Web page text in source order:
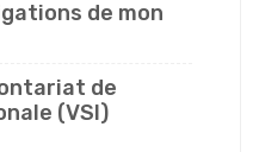
de mon
de
(VSI)